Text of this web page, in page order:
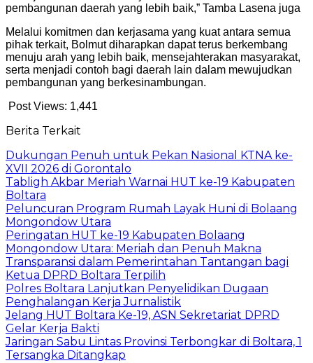
pembangunan daerah yang lebih baik,” Tamba Lasena juga
Melalui komitmen dan kerjasama yang kuat antara semua
pihak terkait, Bolmut diharapkan dapat terus berkembang
menuju arah yang lebih baik, mensejahterakan masyarakat,
serta menjadi contoh bagi daerah lain dalam mewujudkan
pembangunan yang berkesinambungan.
Post Views: 1,441
Berita Terkait
Dukungan Penuh untuk Pekan Nasional KTNA ke-
XVII 2026 di Gorontalo
Tabligh Akbar Meriah Warnai HUT ke-19 Kabupaten
Boltara
Peluncuran Program Rumah Layak Huni di Bolaang
Mongondow Utara
Peringatan HUT ke-19 Kabupaten Bolaang
Mongondow Utara: Meriah dan Penuh Makna
Transparansi dalam Pemerintahan Tantangan bagi
Ketua DPRD Boltara Terpilih
Polres Boltara Lanjutkan Penyelidikan Dugaan
Penghalangan Kerja Jurnalistik
Jelang HUT Boltara Ke-19, ASN Sekretariat DPRD
Gelar Kerja Bakti
Jaringan Sabu Lintas Provinsi Terbongkar di Boltara, 1
Tersangka Ditangkap